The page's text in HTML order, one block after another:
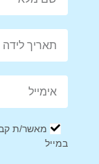
This Product
מאשר/ת
במייל